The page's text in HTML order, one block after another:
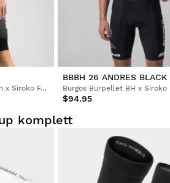
Kurze Real Sporting de Gijón x Siroko Fahrradträgerhose für Herren
BBBH 26 ANDRES BLACK
$94.95
komplett